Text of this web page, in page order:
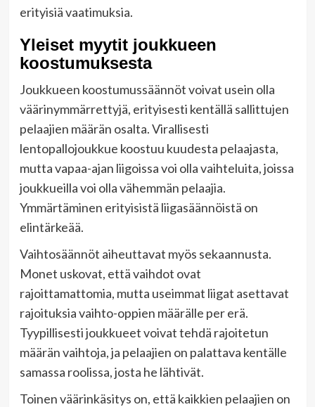
erityisiä vaatimuksia.
Yleiset myytit joukkueen
koostumuksesta
Joukkueen koostumussäännöt voivat usein olla
väärinymmärrettyjä, erityisesti kentällä sallittujen
pelaajien määrän osalta. Virallisesti
lentopallojoukkue koostuu kuudesta pelaajasta,
mutta vapaa-ajan liigoissa voi olla vaihteluita, joissa
joukkueilla voi olla vähemmän pelaajia.
Ymmärtäminen erityisistä liigasäännöistä on
elintärkeää.
Vaihtosäännöt aiheuttavat myös sekaannusta.
Monet uskovat, että vaihdot ovat
rajoittamattomia, mutta useimmat liigat asettavat
rajoituksia vaihto-oppien määrälle per erä.
Tyypillisesti joukkueet voivat tehdä rajoitetun
määrän vaihtoja, ja pelaajien on palattava kentälle
samassa roolissa, josta he lähtivät.
Toinen väärinkäsitys on, että kaikkien pelaajien on